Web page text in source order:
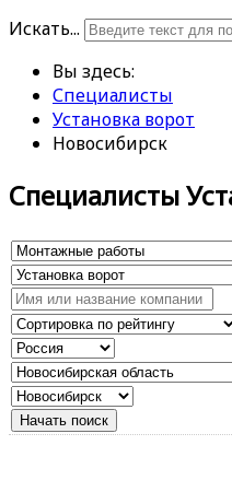
Искать...
Вы здесь:
Специалисты
Установка ворот
Новосибирск
Специалисты